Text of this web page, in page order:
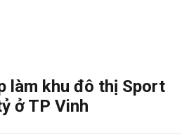
làm khu đô thị Sport
ở TP Vinh